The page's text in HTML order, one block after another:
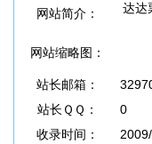
网站简介：
达达
网站缩略图：
站长邮箱：
站长ＱＱ：
0
收录时间：